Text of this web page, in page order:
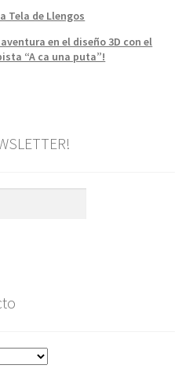
Tela de Llengos
en el diseño 3D con el
“A ca una puta”!